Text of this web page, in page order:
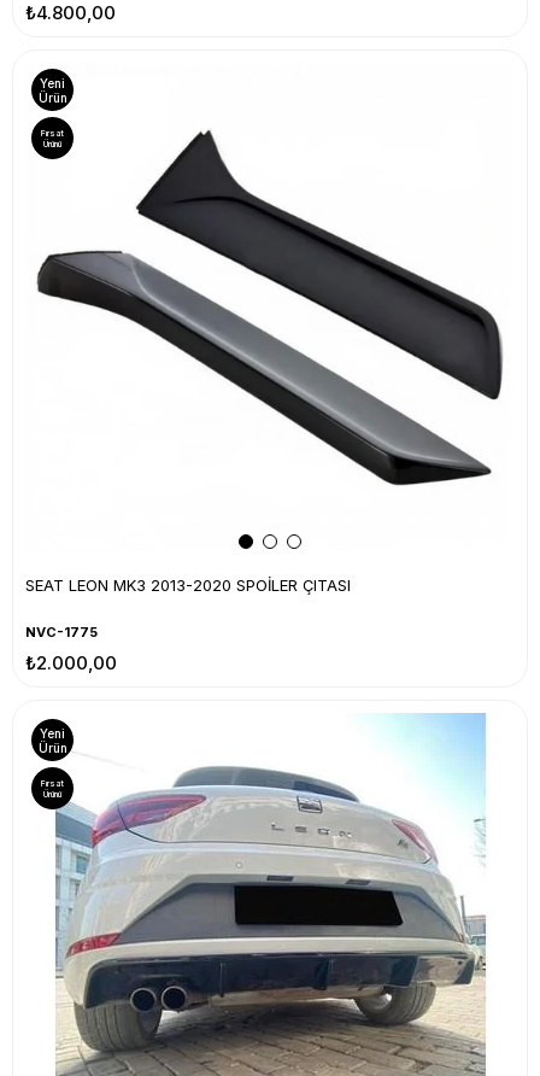
₺4.800,00
SEAT LEON MK3 2013-2020 SPOİLER ÇITASI
NVC-1775
₺2.000,00
Yeni
Ürün
Fırsat
Ürünü
Yeni
Ürün
Fırsat
Ürünü